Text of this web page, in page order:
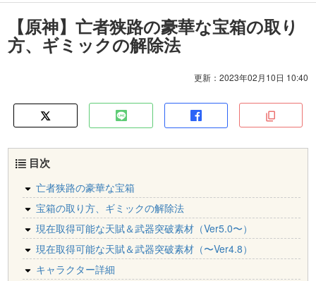
【原神】亡者狭路の豪華な宝箱の取り
方、ギミックの解除法
更新：2023年02月10日 10:40
目次
亡者狭路の豪華な宝箱
宝箱の取り方、ギミックの解除法
現在取得可能な天賦＆武器突破素材（Ver5.0〜）
現在取得可能な天賦＆武器突破素材（〜Ver4.8）
キャラクター詳細